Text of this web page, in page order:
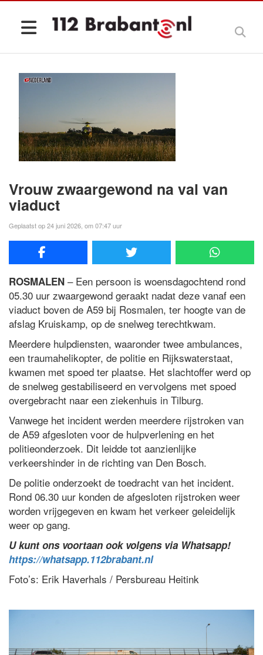
Vrouw zwaargewond na val van
viaduct
Geplaatst op 24 juni 2026, om 07:47 uur
ROSMALEN – Een persoon is woensdagochtend rond
05.30 uur zwaargewond geraakt nadat deze vanaf een
viaduct boven de A59 bij Rosmalen, ter hoogte van de
afslag Kruiskamp, op de snelweg terechtkwam.
Meerdere hulpdiensten, waaronder twee ambulances,
een traumahelikopter, de politie en Rijkswaterstaat,
kwamen met spoed ter plaatse. Het slachtoffer werd op
de snelweg gestabiliseerd en vervolgens met spoed
overgebracht naar een ziekenhuis in Tilburg.
Vanwege het incident werden meerdere rijstroken van
de A59 afgesloten voor de hulpverlening en het
politieonderzoek. Dit leidde tot aanzienlijke
verkeershinder in de richting van Den Bosch.
De politie onderzoekt de toedracht van het incident.
Rond 06.30 uur konden de afgesloten rijstroken weer
worden vrijgegeven en kwam het verkeer geleidelijk
weer op gang.
U kunt ons voortaan ook volgens via Whatsapp!
https://whatsapp.112brabant.nl
Foto’s: Erik Haverhals / Persbureau Heitink